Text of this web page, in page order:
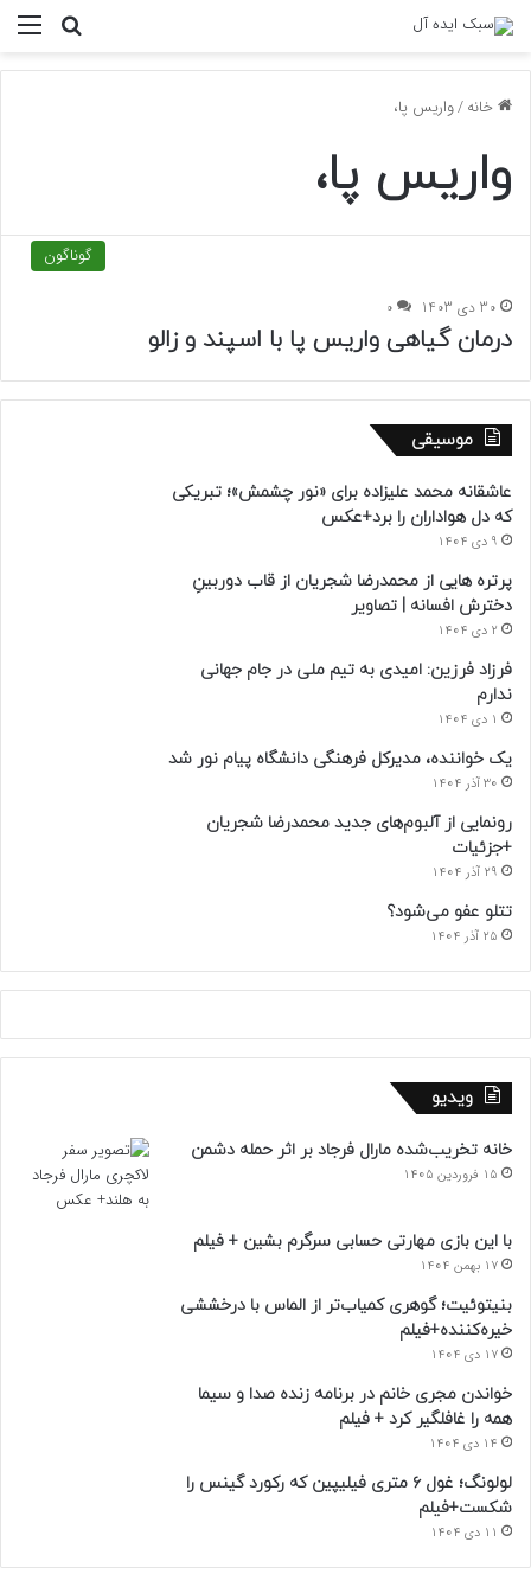
خانه/واریس پا،
واریس پا،
گوناگون
30 دی 1403 0
درمان گیاهی واریس پا با اسپند و زالو
موسیقی
عاشقانه محمد علیزاده برای «نور چشمش»؛ تبریکی
که دل هواداران را برد+عکس
9 دی 1404
پرتره هایی از محمدرضا شجریان از قاب دوربینِ
دخترش افسانه | تصاویر
2 دی 1404
فرزاد فرزین: امیدی به تیم ملی در جام جهانی
ندارم
1 دی 1404
یک خواننده، مدیرکل فرهنگی دانشگاه پیام نور شد
30 آذر 1404
رونمایی از آلبوم‌های جدید محمدرضا شجریان
+جزئیات
29 آذر 1404
تتلو عفو می‌شود؟
25 آذر 1404
ویدیو
خانه تخریب‌شده مارال فرجاد بر اثر حمله دشمن
15 فروردین 1405
با این بازی مهارتی حسابی سرگرم بشین + فیلم
17 بهمن 1404
بنیتوئیت؛ گوهری کمیاب‌تر از الماس با درخششی
خیره‌کننده+فیلم
17 دی 1404
خواندن مجری خانم در برنامه زنده صدا و سیما
همه را غافلگیر کرد + فیلم
14 دی 1404
لولونگ؛ غول ۶ متری فیلیپین که رکورد گینس را
شکست+فیلم
11 دی 1404